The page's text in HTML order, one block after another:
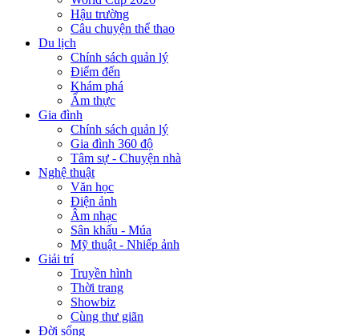
Hậu trường
Câu chuyện thể thao
Du lịch
Chính sách quản lý
Điểm đến
Khám phá
Ẩm thực
Gia đình
Chính sách quản lý
Gia đình 360 độ
Tâm sự - Chuyện nhà
Nghệ thuật
Văn học
Điện ảnh
Âm nhạc
Sân khấu - Múa
Mỹ thuật - Nhiếp ảnh
Giải trí
Truyền hình
Thời trang
Showbiz
Cùng thư giãn
Đời sống